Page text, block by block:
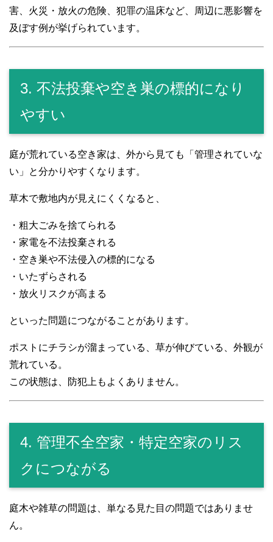
害、火災・放火の危険、犯罪の温床など、周辺に悪影響を
及ぼす例が挙げられています。
3. 不法投棄や空き巣の標的になり
やすい
庭が荒れている空き家は、外から見ても「管理されていな
い」と分かりやすくなります。
草木で敷地内が見えにくくなると、
・粗大ごみを捨てられる
・家電を不法投棄される
・空き巣や不法侵入の標的になる
・いたずらされる
・放火リスクが高まる
といった問題につながることがあります。
ポストにチラシが溜まっている、草が伸びている、外観が
荒れている。
この状態は、防犯上もよくありません。
4. 管理不全空家・特定空家のリス
クにつながる
庭木や雑草の問題は、単なる見た目の問題ではありませ
ん。